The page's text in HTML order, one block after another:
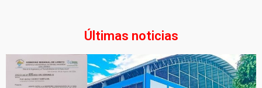
Últimas noticias